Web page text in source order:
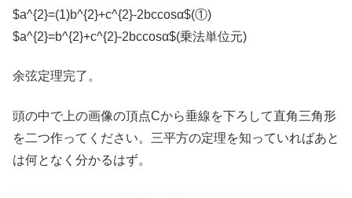
$a^{2}=(1)b^{2}+c^{2}-2bccosα$(①)
$a^{2}=b^{2}+c^{2}-2bccosα$(乗法単位元)
余弦定理完了。
頭の中で上の画像の頂点Cから垂線を下ろして直角三角形
を二つ作ってください。三平方の定理を知っていればあと
は何となく分かるはず。